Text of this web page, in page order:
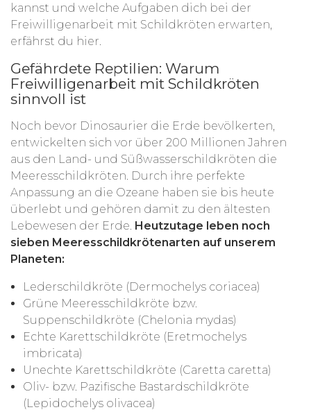
kannst und welche Aufgaben dich bei der
Freiwilligenarbeit mit Schildkröten erwarten,
erfährst du hier.
Gefährdete Reptilien: Warum
Freiwilligenarbeit mit Schildkröten
sinnvoll ist
Noch bevor Dinosaurier die Erde bevölkerten,
entwickelten sich vor über 200 Millionen Jahren
aus den Land- und Süßwasserschildkröten die
Meeresschildkröten. Durch ihre perfekte
Anpassung an die Ozeane haben sie bis heute
überlebt und gehören damit zu den ältesten
Lebewesen der Erde. Heutzutage leben noch
sieben Meeresschildkrötenarten auf unserem
Planeten:
Lederschildkröte (Dermochelys coriacea)
Grüne Meeresschildkröte bzw.
Suppenschildkröte (Chelonia mydas)
Echte Karettschildkröte (Eretmochelys
imbricata)
Unechte Karettschildkröte (Caretta caretta)
Oliv- bzw. Pazifische Bastardschildkröte
(Lepidochelys olivacea)